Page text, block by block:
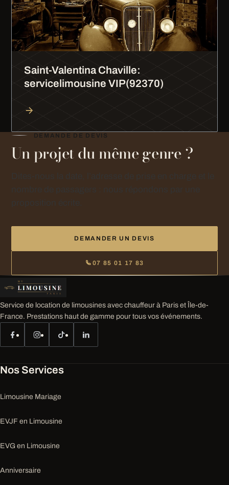
Saint-Valentina Chaville:
servicelimousine VIP(92370)
DEMANDE DE DEVIS
Un projet du même genre ?
DEMANDER UN DEVIS
07 85 01 17 83
Service de location de limousines avec chauffeur à Paris et Île-de-
France. Prestations haut de gamme pour tous vos événements.
Nos Services
Limousine Mariage
EVJF en Limousine
EVG en Limousine
Anniversaire